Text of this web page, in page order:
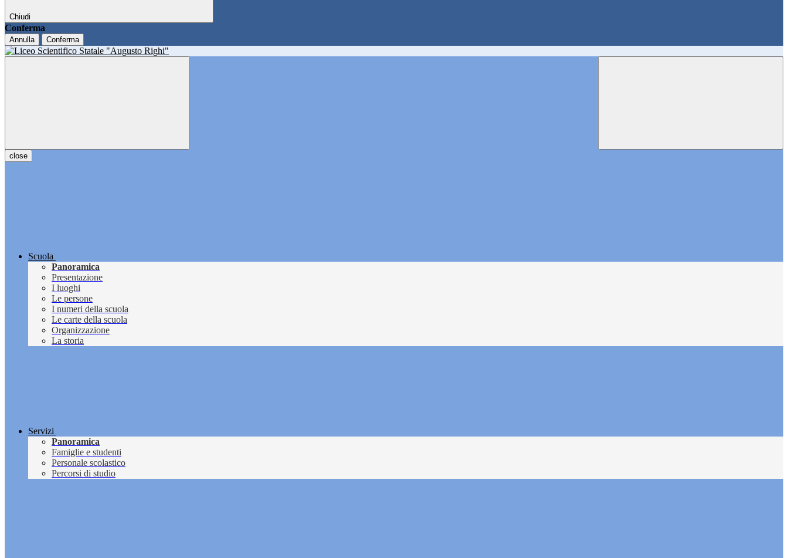
Chiudi
Conferma
Annulla Conferma
close
Scuola
Panoramica
Presentazione
I luoghi
Le persone
I numeri della scuola
Le carte della scuola
Organizzazione
La storia
Servizi
Panoramica
Famiglie e studenti
Personale scolastico
Percorsi di studio